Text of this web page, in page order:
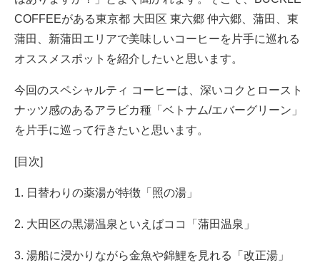
COFFEEがある東京都 大田区 東六郷 仲六郷、蒲田、東
蒲田、新蒲田エリアで美味しいコーヒーを片手に巡れる
オススメスポットを紹介したいと思います。
今回のスペシャルティ コーヒーは、深いコクとロースト
ナッツ感のあるアラビカ種「ベトナム/エバーグリーン」
を片手に巡って行きたいと思います。
[目次]
1. 日替わりの薬湯が特徴「照の湯」
2. 大田区の黒湯温泉といえばココ「蒲田温泉」
3. 湯船に浸かりながら金魚や錦鯉を見れる「改正湯」